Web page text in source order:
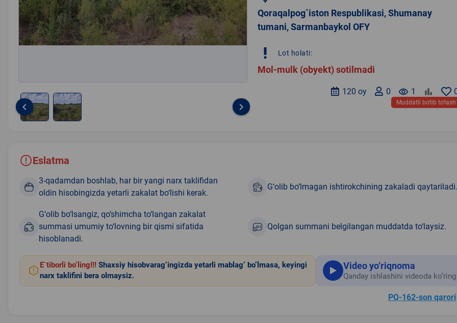
2
keyboard_arrow_left keyboard_arrow_right
Qoraqalpog`iston Respublikasi, Shumanay
tumani, Sarmanbaykol OFY
priority_high Lot holati:
Mol-mulk (obyekt) sotilmadi
remove_red_eye 1
0
120 oy
Muddatli bo‘lib to‘lash
Eslatma
3-qadamdan boshlab, har bir yangi narx taklifidan
oldin hisobingizda yetarli zakalat bo‘lishi kerak.
G‘olib bo‘lmagan ishtirokchining zakaladi qaytariladi.
G‘olib bo‘lsangiz, qo‘shimcha to‘langan zakalat
summasi umumiy to‘lovning bir qismi sifatida
hisoblanadi.
Qolgan summani belgilangan muddatda to‘laysiz.
E`tiborli bo‘ling!!! Shaxsiy hisobvarag‘ingizda yetarli mablag‘ bo‘lmasa, keyingi
narx taklifini bera olmaysiz.
Video yo‘riqnoma
Qanday ishlashini videoda ko‘ring
PQ-162-son qarori